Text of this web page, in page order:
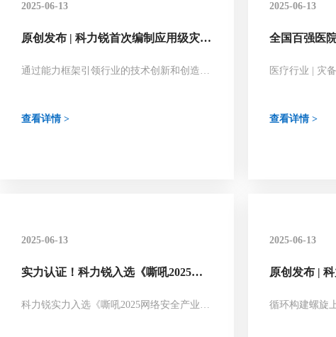
2025-06-13
原创发布 | 科力锐首次编制应用级灾备
通过能力框架引领行业的技术创新和创造、
查看详情 >
2025-06-13
全国百强医
库零丢失！
医疗行业 | 灾
查看详情 >
2025-06-13
实力认证！科力锐入选《嘶吼2025网
科力锐实力入选《嘶吼2025网络安全产业图
2025-06-13
原创发布 |
力！
循环构建螺旋